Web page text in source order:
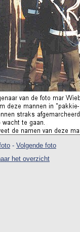
- Volgende foto
het overzicht